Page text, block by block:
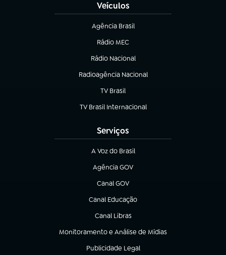
Veículos
Agência Brasil
(abre em nova aba)
Rádio MEC
(abre em nova aba)
Rádio Nacional
Radioagência Nacional
(abre em nova aba)
TV Brasil
(abre em nova aba)
TV Brasil Internacional
(abre em nova aba)
Serviços
A Voz do Brasil
(abre em nova aba)
Agência GOV
(abre em nova aba)
Canal GOV
(abre em nova aba)
Canal Educação
(abre em nova aba)
Canal Libras
(abre em nova aba)
Monitoramento e Análise de Mídias
(abre em nova aba)
Publicidade Legal
(abre em nova aba)